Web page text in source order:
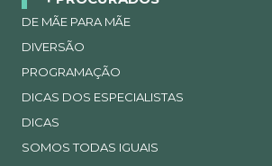
DE MÃE PARA MÃE
DIVERSÃO
PROGRAMAÇÃO
DICAS DOS ESPECIALISTAS
DICAS
SOMOS TODAS IGUAIS